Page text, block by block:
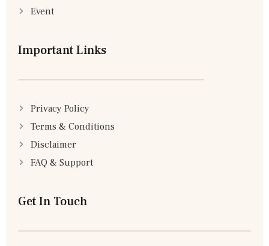
Event
Important Links
Privacy Policy
Terms & Conditions
Disclaimer
FAQ & Support
Get In Touch